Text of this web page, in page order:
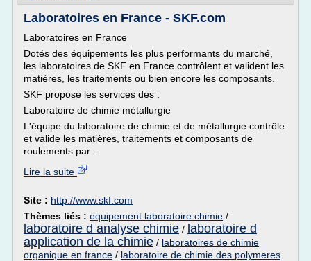
Laboratoires en France - SKF.com
Laboratoires en France
Dotés des équipements les plus performants du marché,
les laboratoires de SKF en France contrôlent et valident les
matières, les traitements ou bien encore les composants.
SKF propose les services des :
Laboratoire de chimie métallurgie
L'équipe du laboratoire de chimie et de métallurgie contrôle
et valide les matières, traitements et composants de
roulements par...
Lire la suite
Site : http://www.skf.com
Thèmes liés : equipement laboratoire chimie /
laboratoire d analyse chimie / laboratoire d
application de la chimie / laboratoires de chimie
organique en france / laboratoire de chimie des polymeres